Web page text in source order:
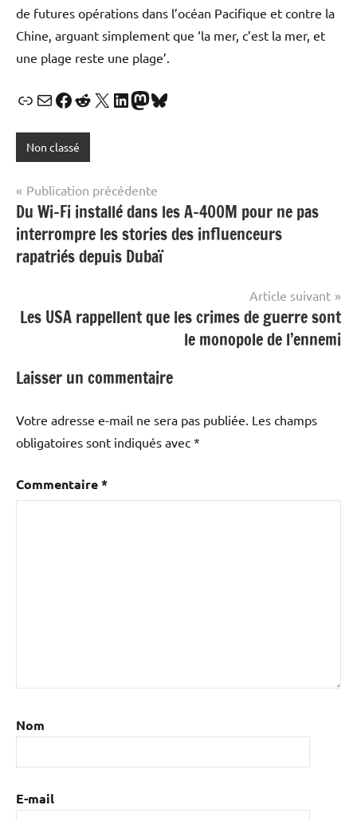
de futures opérations dans l’océan Pacifique et contre la
Chine, arguant simplement que ‘la mer, c’est la mer, et
une plage reste une plage’.
LienE-mailFacebook
Reddit
X LinkedIn
Mastodon
Bluesky
Non classé
Navigation
de
l’article
Publication précédente
Du Wi-Fi installé dans les A-400M pour ne pas
interrompre les stories des influenceurs
rapatriés depuis Dubaï
Article suivant
Les USA rappellent que les crimes de guerre sont
le monopole de l’ennemi
Laisser un commentaire
Votre adresse e-mail ne sera pas publiée. Les champs
obligatoires sont indiqués avec *
Commentaire*
Nom
E-mail